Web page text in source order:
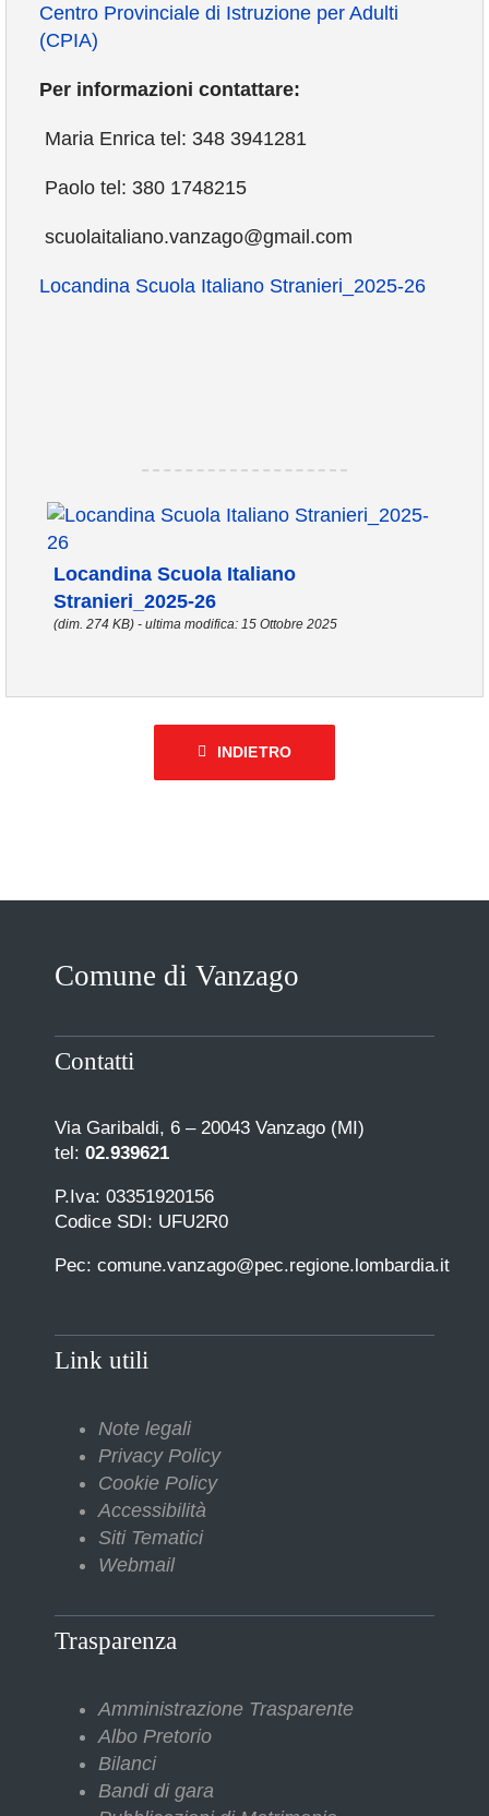
Centro Provinciale di Istruzione per Adulti
(CPIA)
Per informazioni contattare:
Maria Enrica tel: 348 3941281
Paolo tel: 380 1748215
scuolaitaliano.vanzago@gmail.com
Locandina Scuola Italiano Stranieri_2025-26
Locandina Scuola Italiano
Stranieri_2025-26
(dim. 274 KB) - ultima modifica: 15 Ottobre 2025
INDIETRO
Comune di Vanzago
Contatti
Via Garibaldi, 6 – 20043 Vanzago (MI)
tel: 02.939621
P.Iva: 03351920156
Codice SDI: UFU2R0
Pec: comune.vanzago@pec.regione.lombardia.it
Link utili
Note legali
Privacy Policy
Cookie Policy
Accessibilità
Siti Tematici
Webmail
Trasparenza
Amministrazione Trasparente
Albo Pretorio
Bilanci
Bandi di gara